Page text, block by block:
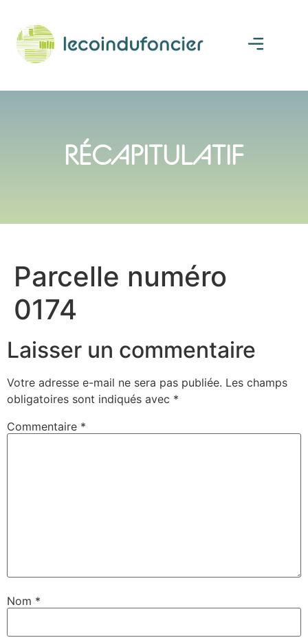
RÉCAPITULATIF
Parcelle numéro
0174
Laisser un commentaire
Votre adresse e-mail ne sera pas publiée. Les champs
obligatoires sont indiqués avec *
Commentaire *
Nom *